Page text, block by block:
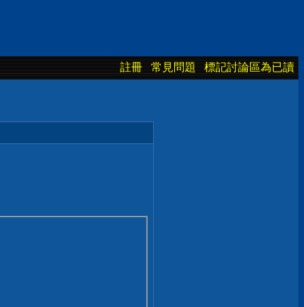
註冊 常見問題 標記討論區為已讀